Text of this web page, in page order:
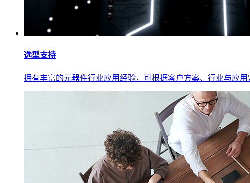
选型支持
拥有丰富的元器件行业应用经验，可根据客户方案、行业与应用